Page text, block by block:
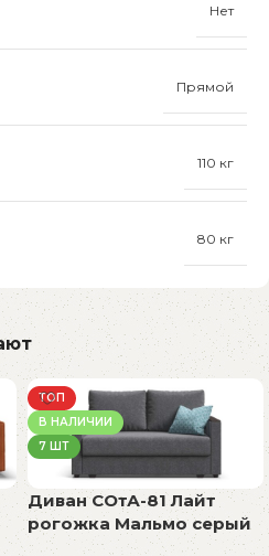
Нет
Прямой
110 кг
80 кг
ТОП
В НАЛИЧИИ
7 ШТ
Диван СОтА-81 Лайт
рогожка Мальмо серый